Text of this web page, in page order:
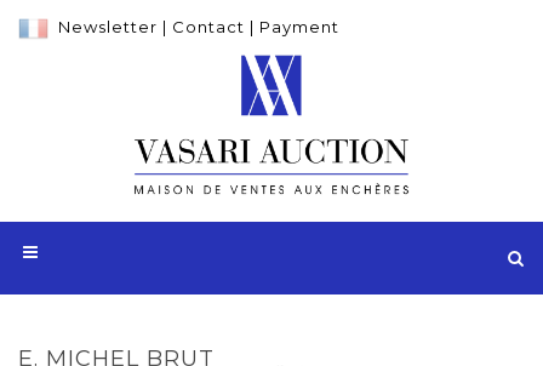
Newsletter | Contact | Payment
E. MICHEL BRUT